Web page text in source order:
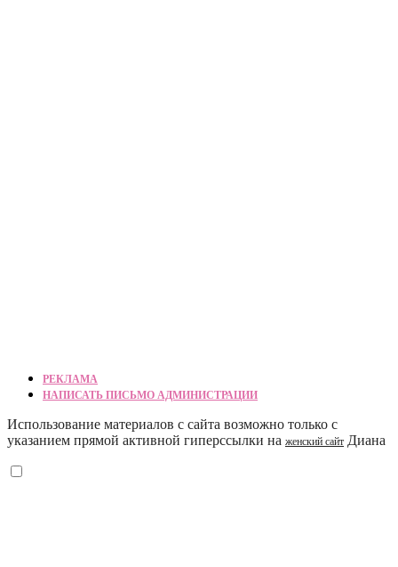
РЕКЛАМА
НАПИСАТЬ ПИСЬМО АДМИНИСТРАЦИИ
Использование материалов с сайта возможно только с
указанием прямой активной гиперссылки на женский сайт Диана